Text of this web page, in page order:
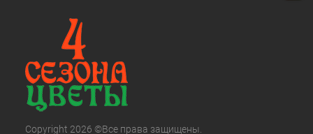
Copyright 2026 ©Все права защищены.